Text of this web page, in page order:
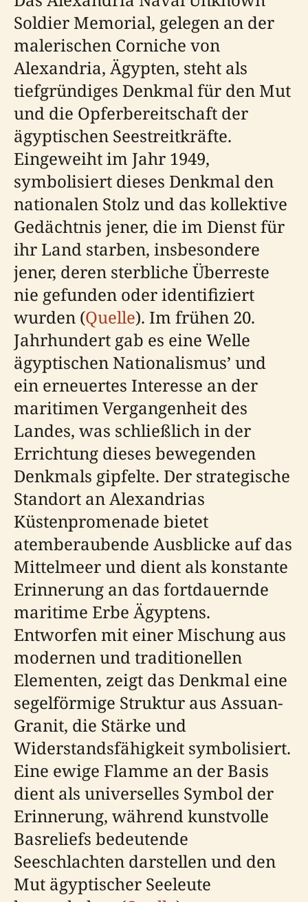
Soldier Memorial, gelegen an der
malerischen Corniche von
Alexandria, Ägypten, steht als
tiefgründiges Denkmal für den Mut
und die Opferbereitschaft der
ägyptischen Seestreitkräfte.
Eingeweiht im Jahr 1949,
symbolisiert dieses Denkmal den
nationalen Stolz und das kollektive
Gedächtnis jener, die im Dienst für
ihr Land starben, insbesondere
jener, deren sterbliche Überreste
nie gefunden oder identifiziert
wurden (Quelle). Im frühen 20.
Jahrhundert gab es eine Welle
ägyptischen Nationalismus’ und
ein erneuertes Interesse an der
maritimen Vergangenheit des
Landes, was schließlich in der
Errichtung dieses bewegenden
Denkmals gipfelte. Der strategische
Standort an Alexandrias
Küstenpromenade bietet
atemberaubende Ausblicke auf das
Mittelmeer und dient als konstante
Erinnerung an das fortdauernde
maritime Erbe Ägyptens.
Entworfen mit einer Mischung aus
modernen und traditionellen
Elementen, zeigt das Denkmal eine
segelförmige Struktur aus Assuan-
Granit, die Stärke und
Widerstandsfähigkeit symbolisiert.
Eine ewige Flamme an der Basis
dient als universelles Symbol der
Erinnerung, während kunstvolle
Basreliefs bedeutende
Seeschlachten darstellen und den
Mut ägyptischer Seeleute